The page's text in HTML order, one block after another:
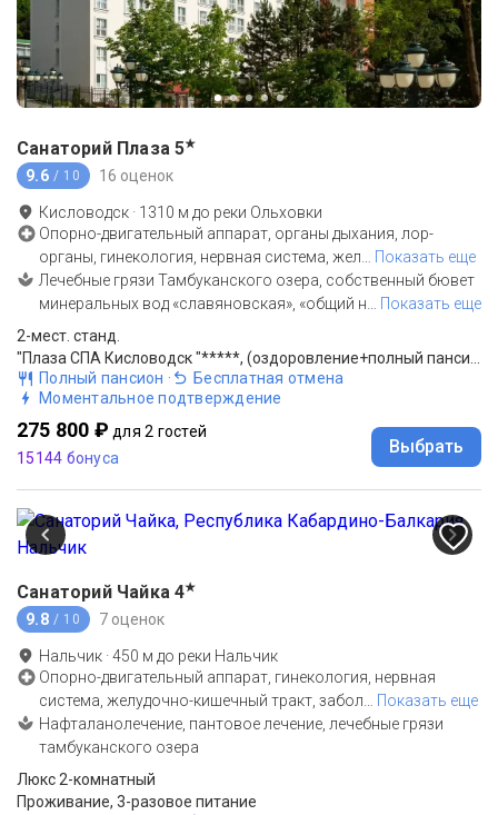
Санаторий Плаза 5★
9.6 / 10 16 оценок
Кисловодск · 1310 м до реки Ольховки
Опорно-двигательный аппарат, органы дыхания, лор-
органы, гинекология, нервная система, жел
Показать еще
Лечебные грязи Тамбуканского озера, собственный бювет
минеральных вод «славяновская», «общий н
Показать еще
2-мест. станд.
Полный пансион ·
Бесплатная отмена
Моментальное подтверждение
275 800 ₽ для 2 гостей
15144 бонуса
Выбрать
Санаторий Чайка 4★
9.8 / 10 7 оценок
Нальчик ·450 м до реки Нальчик
Опорно-двигательный аппарат, гинекология, нервная
система, желудочно-кишечный тракт, забол
Показать еще
Нафталанолечение, пантовое лечение, лечебные грязи
тамбуканского озера
Люкс 2-комнатный
Проживание, 3-разовое питание